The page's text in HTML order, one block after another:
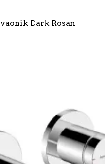
Dark Rosan